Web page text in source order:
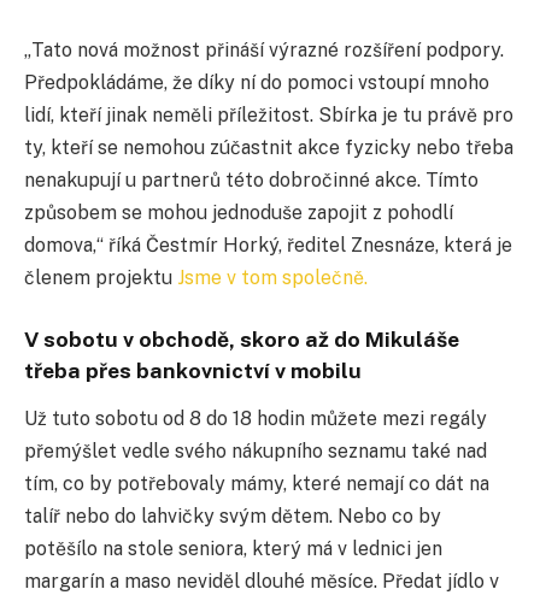
„Tato nová možnost přináší výrazné rozšíření podpory.
Předpokládáme, že díky ní do pomoci vstoupí mnoho
lidí, kteří jinak neměli příležitost. Sbírka je tu právě pro
ty, kteří se nemohou zúčastnit akce fyzicky nebo třeba
nenakupují u partnerů této dobročinné akce. Tímto
způsobem se mohou jednoduše zapojit z pohodlí
domova,“ říká Čestmír Horký, ředitel Znesnáze, která je
členem projektu Jsme v tom společně.
V sobotu v obchodě, skoro až do Mikuláše
třeba přes bankovnictví v mobilu
Už tuto sobotu od 8 do 18 hodin můžete mezi regály
přemýšlet vedle svého nákupního seznamu také nad
tím, co by potřebovaly mámy, které nemají co dát na
talíř nebo do lahvičky svým dětem. Nebo co by
potěšílo na stole seniora, který má v lednici jen
margarín a maso neviděl dlouhé měsíce. Předat jídlo v